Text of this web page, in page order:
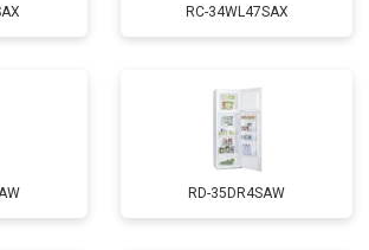
RС-34WL47SAX
RD-35DR4SAW